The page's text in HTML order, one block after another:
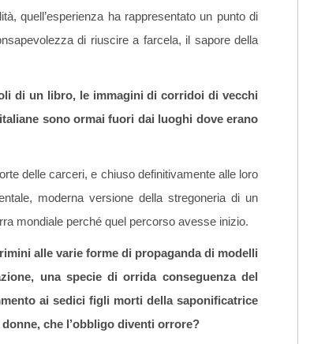
quell’esperienza ha rappresentato un punto di
di riuscire a farcela, il sapore della
di un libro, le immagini di corridoi di vecchi
sono ormai fuori dai luoghi dove erano
delle carceri, e chiuso definitivamente alle loro
moderna versione della stregoneria di un
mondiale perché quel percorso avesse inizio.
alle varie forme di propaganda di modelli
una specie di orrida conseguenza del
ai sedici figli morti della saponificatrice
che l’obbligo diventi orrore?